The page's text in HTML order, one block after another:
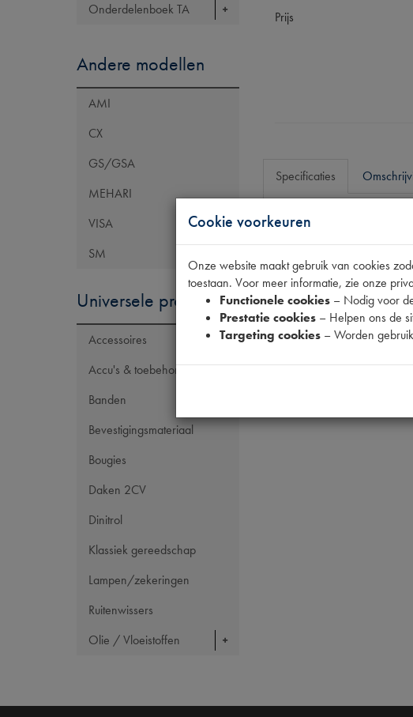
Onderdelenboek TA
Andere modellen
AMI
CX
GS/GSA
MEHARI
VISA
SM
Universele producten
Accessoires
Accu's & toebehoren
Banden
Bevestigingsmateriaal
Bougies
Daken 2CV
Dinitrol
Klassiek gereedschap
Lampen/zekeringen
Ruitenwissers
Olie / Vloeistoffen
Prijs
Specificaties
Model Citroën
Tecdoc artikelnummer
OE Citroën
Codes
Maten
Cookie voorkeuren
Onze website maakt gebruik van cookies
toestaan. Voor meer informatie, zie onze
Functionele cookies – Nodig voor
Prestatie cookies – Helpen ons de
Targeting cookies – Worden